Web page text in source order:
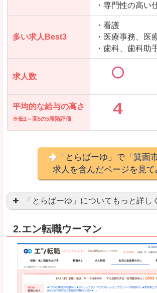
・専門性の高い
多い求人Best3
・看護
・医療事務、医
・歯科、歯科助
求人数
平均的な給与の高さ
※低1～高5の5段階評価
「とらばーゆ」で「箕面
求人を含んだページを見て
「とらばーゆ」についてもっと詳し
良いところ
スマホアプリやソーシャル
「ファッション・ブランド
2.エン転職ウーマン